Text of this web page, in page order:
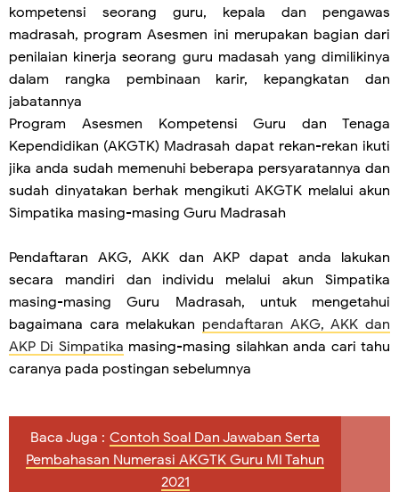
kompetensi seorang guru, kepala dan pengawas
madrasah, program Asesmen ini merupakan bagian dari
penilaian kinerja seorang guru madasah yang dimilikinya
dalam rangka pembinaan karir, kepangkatan dan
jabatannya
Program Asesmen Kompetensi Guru dan Tenaga
Kependidikan (AKGTK) Madrasah dapat rekan-rekan ikuti
jika anda sudah memenuhi beberapa persyaratannya dan
sudah dinyatakan berhak mengikuti AKGTK melalui akun
Simpatika masing-masing Guru Madrasah
Pendaftaran AKG, AKK dan AKP dapat anda lakukan
secara mandiri dan individu melalui akun Simpatika
masing-masing Guru Madrasah, untuk mengetahui
bagaimana cara melakukan pendaftaran AKG, AKK dan
AKP Di Simpatika masing-masing silahkan anda cari tahu
caranya pada postingan sebelumnya
Baca Juga : Contoh Soal Dan Jawaban Serta
Pembahasan Numerasi AKGTK Guru MI Tahun
2021